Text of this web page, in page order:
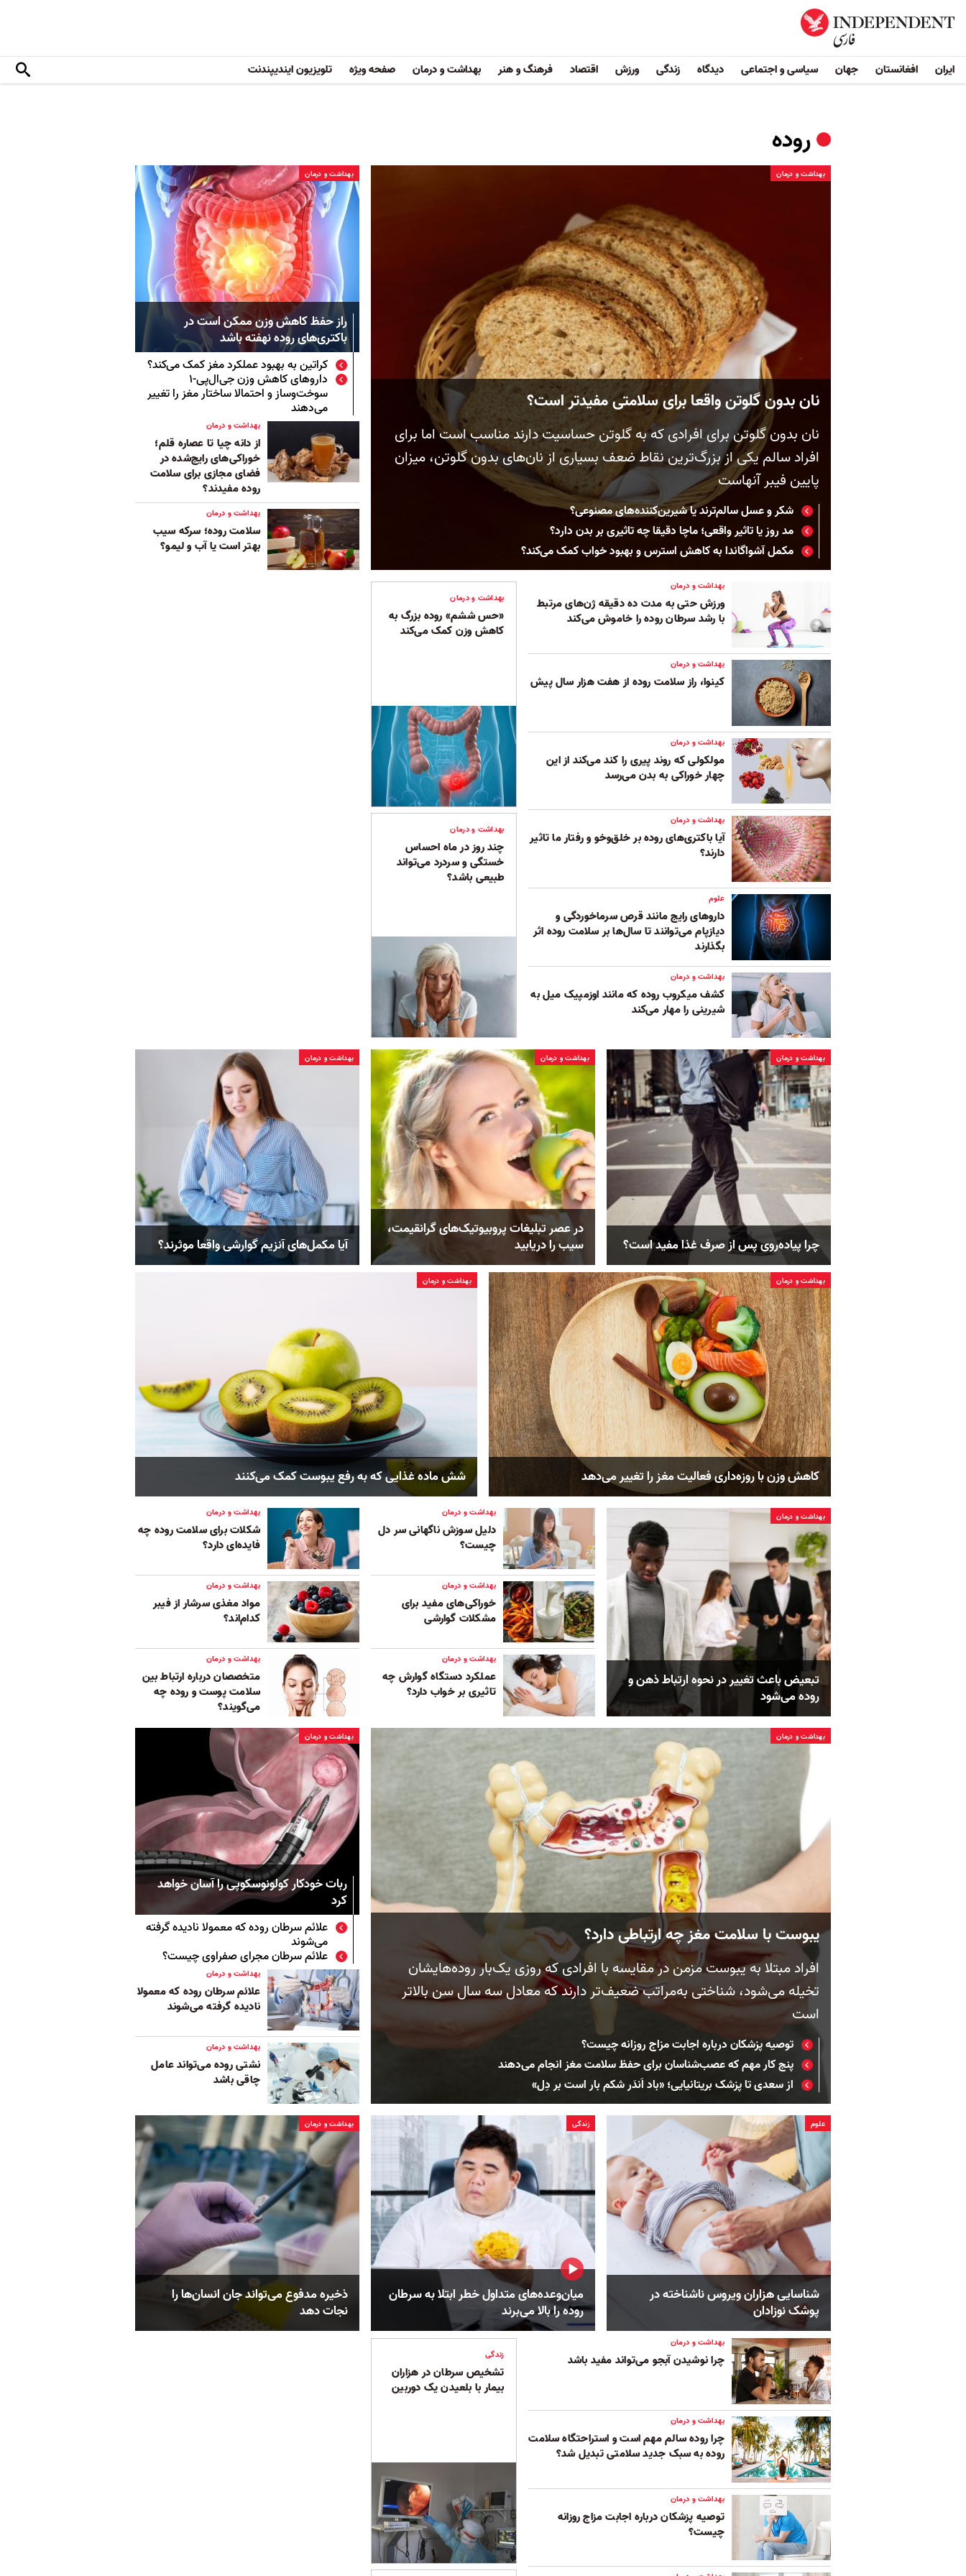
ایران افغانستان جهان سیاسی و اجتماعی دیدگاه زندگی ورزش اقتصاد فرهنگ و هنر بهداشت و درمان صفحه ویژه تلویزیون ایندیپندنت
روده
بهداشت و درمان
نان بدون گلوتن واقعا برای سلامتی مفیدتر است؟
نان بدون گلوتن برای افرادی که به گلوتن حساسیت دارند مناسب است اما برای
افراد سالم یکی از بزرگ‌ترین نقاط ضعف بسیاری از نان‌های بدون گلوتن، میزان
پایین فیبر آنهاست
شکر و عسل سالم‌ترند یا شیرین‌کننده‌های مصنوعی؟
مد روز یا تاثیر واقعی؛ ماچا دقیقا چه تاثیری بر بدن دارد؟
مکمل آشواگاندا به کاهش استرس و بهبود خواب کمک می‌کند؟
بهداشت و درمان
راز حفظ کاهش وزن ممکن است در
باکتری‌های روده نهفته باشد
کراتین به بهبود عملکرد مغز کمک می‌کند؟
داروهای کاهش وزن جی‌ال‌پی-۱
سوخت‌وساز و احتمالا ساختار مغز را تغییر
می‌دهند
بهداشت و درمان
از دانه چیا تا عصاره قلم؛
خوراکی‌های رایج‌شده در
فضای مجازی برای سلامت
روده مفیدند؟
بهداشت و درمان
سلامت روده؛ سرکه سیب
بهتر است یا آب و لیمو؟
بهداشت و درمان
ورزش حتی به مدت ده دقیقه ژن‌های مرتبط
با رشد سرطان روده را خاموش می‌کند
بهداشت و درمان
کینوا، راز سلامت روده از هفت هزار سال پیش
بهداشت و درمان
مولکولی که روند پیری را کند می‌کند از این
چهار خوراکی به بدن می‌رسد
بهداشت و درمان
آیا باکتری‌های روده بر خلق‌وخو و رفتار ما تاثیر
دارند؟
علوم
داروهای رایج مانند قرص سرماخوردگی و
دیازپام می‌توانند تا سال‌ها بر سلامت روده اثر
بگذارند
بهداشت و درمان
کشف میکروب روده که مانند اوزمپیک میل به
شیرینی را مهار می‌کند
بهداشت و درمان
«حس ششم» روده بزرگ به
کاهش وزن کمک می‌کند
بهداشت و درمان
چند روز در ماه احساس
خستگی و سردرد می‌تواند
طبیعی باشد؟
بهداشت و درمان
چرا پیاده‌روی پس از صرف غذا مفید است؟
بهداشت و درمان
در عصر تبلیغات پروبیوتیک‌های گرانقیمت،
سیب را دریابید
بهداشت و درمان
آیا مکمل‌های آنزیم‌ گوارشی واقعا موثرند؟
بهداشت و درمان
کاهش وزن با روزه‌داری فعالیت مغز را تغییر می‌دهد
بهداشت و درمان
شش ماده غذایی که به رفع یبوست کمک می‌کنند
بهداشت و درمان
تبعیض باعث تغییر در نحوه ارتباط ذهن و
روده می‌شود
بهداشت و درمان
دلیل سوزش ناگهانی سر دل
چیست؟
بهداشت و درمان
خوراکی‌های مفید برای
مشکلات گوارشی
بهداشت و درمان
عملکرد دستگاه گوارش چه
تاثیری بر خواب دارد؟
بهداشت و درمان
شکلات برای سلامت روده چه
فایده‌ای دارد؟
بهداشت و درمان
مواد مغذی سرشار از فیبر
کدام‌اند؟
بهداشت و درمان
متخصصان درباره ارتباط بین
سلامت پوست و روده چه
می‌گویند؟
بهداشت و درمان
یبوست با سلامت مغز چه ارتباطی دارد؟
افراد مبتلا به یبوست مزمن در مقایسه با افرادی که روزی یک‌بار روده‌هایشان
تخیله می‌شود، شناختی به‌مراتب ضعیف‌تر دارند که معادل سه سال سن بالاتر
است
توصیه پزشکان درباره اجابت مزاج روزانه چیست؟
پنج کار مهم که عصب‌شناسان برای حفظ سلامت مغز انجام می‌دهند
از سعدی تا پزشک بریتانیایی؛ «باد اَندَر شکم بار است بر دِل»
بهداشت و درمان
ربات خودکار کولونوسکوپی را آسان خواهد
کرد
علائم سرطان روده که معمولا نادیده گرفته
می‌شوند‌
علائم سرطان مجرای صفراوی چیست؟
بهداشت و درمان
علائم سرطان روده که معمولا
نادیده گرفته می‌شوند‌
بهداشت و درمان
نشتی روده می‌تواند عامل
چاقی باشد
علوم
شناسایی هزاران ویروس ناشناخته در
پوشک نوزادان
زندگی
میان‌وعده‌های متداول خطر ابتلا به سرطان
روده را بالا می‌برند
بهداشت و درمان
ذخیره مدفوع می‌تواند جان انسان‌ها را
نجات دهد
بهداشت و درمان
چرا نوشیدن آبجو می‌تواند مفید باشد
بهداشت و درمان
چرا روده سالم مهم است و استراحتگاه‌ سلامت
روده به سبک جدید سلامتی تبدیل شد؟
بهداشت و درمان
توصیه پزشکان درباره اجابت مزاج روزانه
چیست؟
زندگی
تشخیص سرطان در هزاران
بیمار با بلعیدن یک دوربین